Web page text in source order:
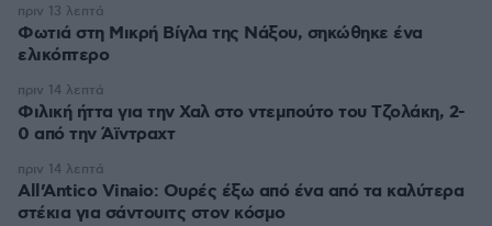
Φωτιά στη Μικρή Βίγλα της Νάξου, σηκώθηκε ένα
ελικόπτερο
πριν 13 λεπτά
Φιλική ήττα για την Χαλ στο ντεμπούτο του Τζολάκη, 2-
0 από την Άϊντραχτ
πριν 14 λεπτά
All’Antico Vinaio: Ουρές έξω από ένα από τα καλύτερα
στέκια για σάντουιτς στον κόσμο
πριν 14 λεπτά